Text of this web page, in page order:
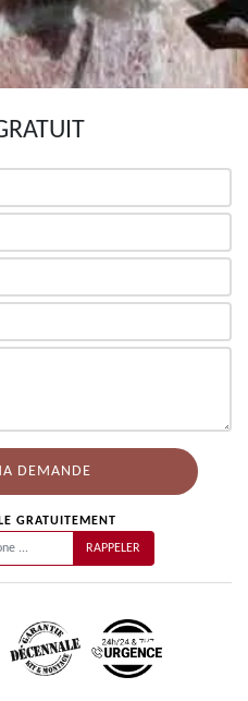
GRATUITEMENT